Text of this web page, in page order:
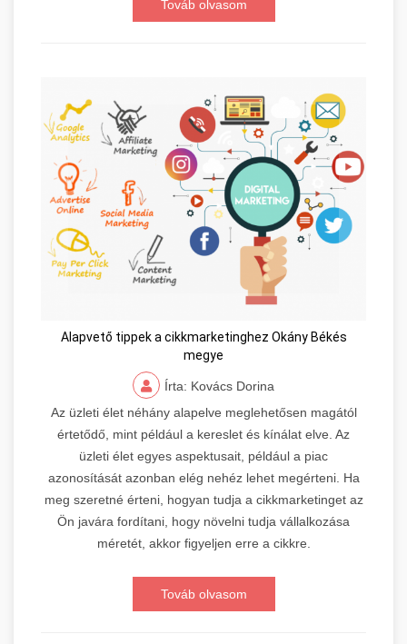
Továb olvasom
Alapvető tippek a cikkmarketinghez Okány Békés
megye
Írta: Kovács Dorina
Az üzleti élet néhány alapelve meglehetősen magától
értetődő, mint például a kereslet és kínálat elve. Az
üzleti élet egyes aspektusait, például a piac
azonosítását azonban elég nehéz lehet megérteni. Ha
meg szeretné érteni, hogyan tudja a cikkmarketinget az
Ön javára fordítani, hogy növelni tudja vállalkozása
méretét, akkor figyeljen erre a cikkre.
Továb olvasom